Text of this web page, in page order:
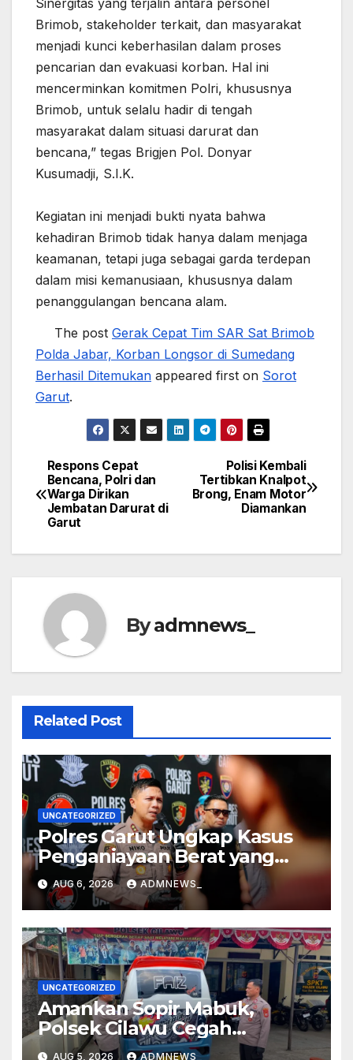
Brimob, stakeholder terkait, dan masyarakat
menjadi kunci keberhasilan dalam proses
pencarian dan evakuasi korban. Hal ini
mencerminkan komitmen Polri, khususnya
Brimob, untuk selalu hadir di tengah
masyarakat dalam situasi darurat dan
bencana,” tegas Brigjen Pol. Donyar
Kusumadji, S.I.K.
‎Kegiatan ini menjadi bukti nyata bahwa
kehadiran Brimob tidak hanya dalam menjaga
keamanan, tetapi juga sebagai garda terdepan
dalam misi kemanusiaan, khususnya dalam
penanggulangan bencana alam.
The post Gerak Cepat Tim SAR Sat Brimob
Polda Jabar, Korban Longsor di Sumedang
Berhasil Ditemukan appeared first on Sorot
Garut.
Post
navigation
Polisi Kembali
Tertibkan Knalpot
Brong, Enam Motor
Diamankan
Respons Cepat
Bencana, Polri dan
Warga Dirikan
Jembatan Darurat di
Garut
Byadmnews_
Related Post
UNCATEGORIZED
Polres Garut Ungkap Kasus
Penganiayaan Berat yang
Mengakibatkan Korban
Meninggal Dunia
AUG 6, 2026 ADMNEWS_
UNCATEGORIZED
Amankan Sopir Mabuk,
Polsek Cilawu Cegah
Kecelakaan di Jalan Raya
AUG 5, 2026 ADMNEWS_